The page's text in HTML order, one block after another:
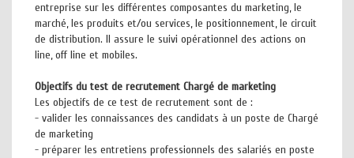
entreprise sur les différentes composantes du marketing, le
marché, les produits et/ou services, le positionnement, le circuit
de distribution. Il assure le suivi opérationnel des actions on
line, off line et mobiles.
Objectifs du test de recrutement Chargé de marketing
Les objectifs de ce test de recrutement sont de :
- valider les connaissances des candidats à un poste de Chargé
de marketing
- préparer les entretiens professionnels des salariés en poste